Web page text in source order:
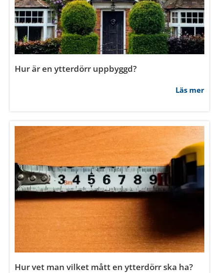
Vad är U-värde för ytterdörr?
Läs mer
Hur byter man foder på rundade fönster?
Läs mer